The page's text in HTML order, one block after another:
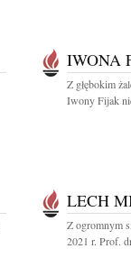
IWONA
Z głębokim
Iwony Fijak
LECH
Z ogromnym
2021 r. Prof.